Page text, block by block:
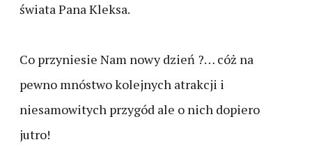
świata Pana Kleksa.
Co przyniesie Nam nowy dzień ?… cóż na
pewno mnóstwo kolejnych atrakcji i
niesamowitych przygód ale o nich dopiero
jutro!